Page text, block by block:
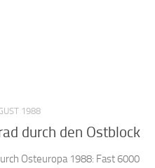
1988
durch den Ostblock
Osteuropa 1988: Fast 6000